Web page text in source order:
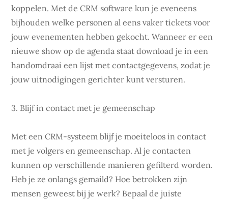
koppelen. Met de CRM software kun je eveneens
bijhouden welke personen al eens vaker tickets voor
jouw evenementen hebben gekocht. Wanneer er een
nieuwe show op de agenda staat download je in een
handomdraai een lijst met contactgegevens, zodat je
jouw uitnodigingen gerichter kunt versturen.
3. Blijf in contact met je gemeenschap
Met een CRM-systeem blijf je moeiteloos in contact
met je volgers en gemeenschap. Al je contacten
kunnen op verschillende manieren gefilterd worden.
Heb je ze onlangs gemaild? Hoe betrokken zijn
mensen geweest bij je werk? Bepaal de juiste